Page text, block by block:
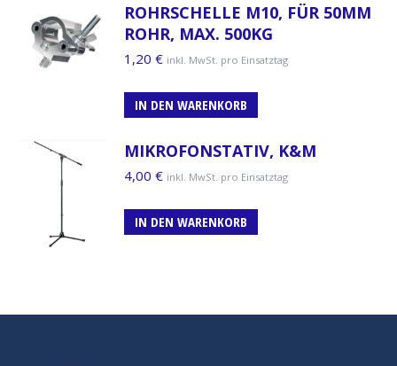
ROHRSCHELLE M10, FÜR 50MM
ROHR, MAX. 500KG
1,20 € inkl. MwSt. pro Einsatztag
IN DEN WARENKORB
MIKROFONSTATIV, K&M
4,00 € inkl. MwSt. pro Einsatztag
IN DEN WARENKORB